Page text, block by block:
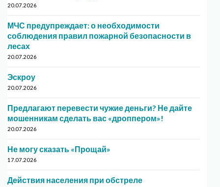
20.07.2026
МЧС предупреждает: о необходимости
соблюдения правил пожарной безопасности в
лесах
20.07.2026
Эскроу
20.07.2026
Предлагают перевести чужие деньги? Не дайте
мошенникам сделать вас «дроппером»!
20.07.2026
Не могу сказать «Прощай»
17.07.2026
Действия населения при обстреле